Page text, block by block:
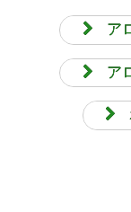
ア
ア